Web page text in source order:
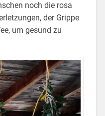
noch die rosa
der Grippe
um gesund zu